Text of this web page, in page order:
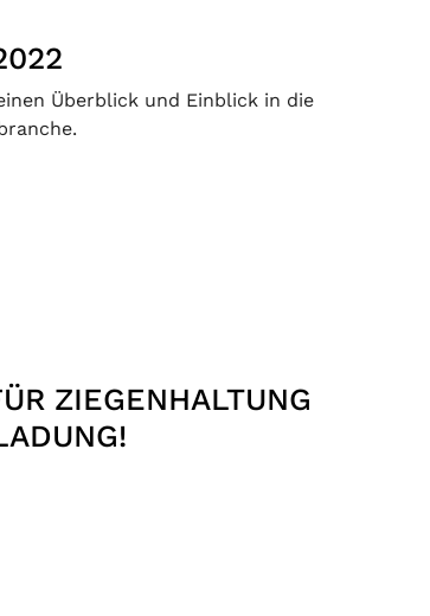
Überblick und Einblick in die
ZIEGENHALTUNG